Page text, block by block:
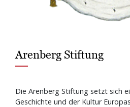
Arenberg Stiftung
Die Arenberg Stiftung setzt sich
Geschichte und der Kultur